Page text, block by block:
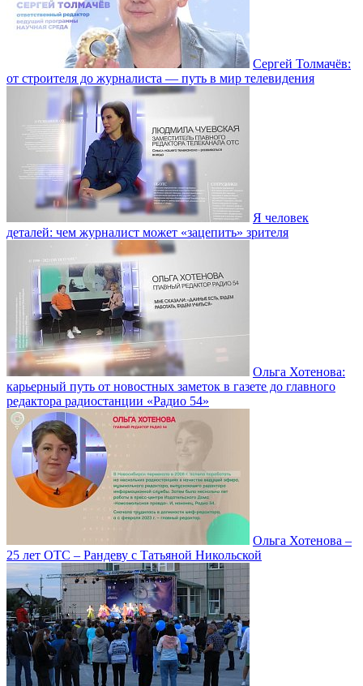
Сергей Толмачёв:
от строителя до журналиста — путь в мир телевидения
Я человек
деталей: чем журналист может «зацепить» зрителя
Ольга Хотенова:
карьерный путь от новостных заметок в газете до главного
редактора радиостанции «Радио 54»
Ольга Хотенова –
25 лет ОТС – Рандеву с Татьяной Никольской